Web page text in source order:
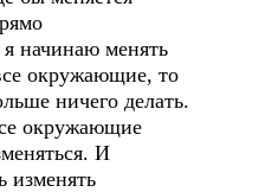
начинаю менять
окружающие, то
ничего делать.
окружающие
И
изменять